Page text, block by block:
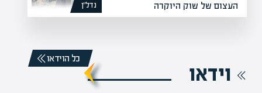
נדל”ן
העצום של שוק היוקרה
וידאו
כל הוידאו